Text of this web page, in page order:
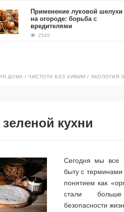
Применение луковой шелухи
на огороде: борьба с
вредителями
2545
ДОМА / ЧИСТОТА БЕЗ ХИМИИ / ЭКОЛОГИЯ
кухни
Сегодня мы все
быту с
понятием как
стали
безопасности